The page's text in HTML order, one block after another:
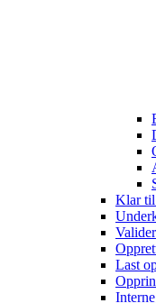
Klar til
Last